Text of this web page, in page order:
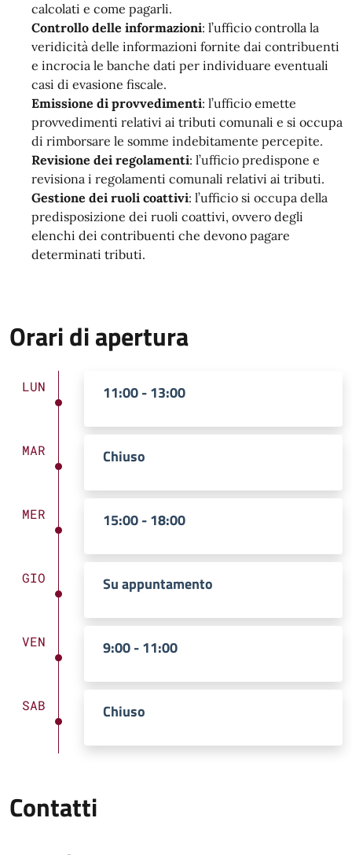
calcolati e come pagarli.
Controllo delle informazioni: l’ufficio controlla la
veridicità delle informazioni fornite dai contribuenti
e incrocia le banche dati per individuare eventuali
casi di evasione fiscale.
Emissione di provvedimenti: l’ufficio emette
provvedimenti relativi ai tributi comunali e si occupa
di rimborsare le somme indebitamente percepite.
Revisione dei regolamenti: l’ufficio predispone e
revisiona i regolamenti comunali relativi ai tributi.
Gestione dei ruoli coattivi: l’ufficio si occupa della
predisposizione dei ruoli coattivi, ovvero degli
elenchi dei contribuenti che devono pagare
determinati tributi.
Orari di apertura
LUN 11:00 - 13:00
MAR Chiuso
MER 15:00 - 18:00
GIO Su appuntamento
VEN 9:00 - 11:00
SAB Chiuso
Contatti